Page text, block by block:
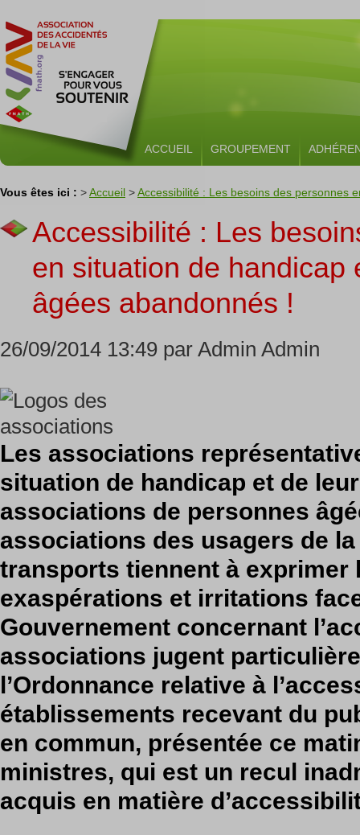
ACCUEIL GROUPEMENT
Vous êtes ici : >Accueil >Accessibilité : Les besoins des personnes
Accessibilité : Les
en situation de handicap
âgées abandonnés !
26/09/2014 13:49 par Admin Admin
Les associations
situation de handicap et de
associations de personnes
associations des usagers de
transports tiennent à exprimer
exaspérations et irritations
Gouvernement concernant
associations jugent
l’Ordonnance relative à
établissements recevant du
en commun, présentée ce
ministres, qui est un recul
acquis en matière